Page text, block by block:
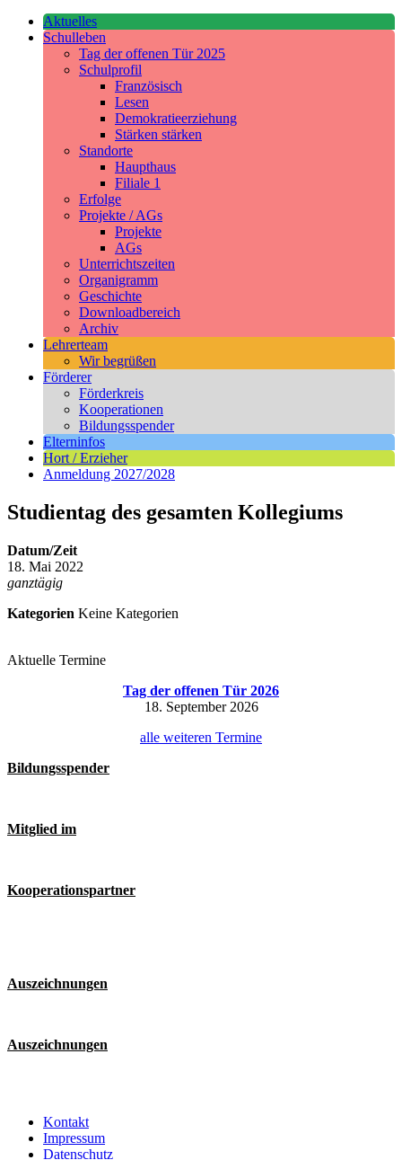
Aktuelles
Schulleben
Tag der offenen Tür 2025
Schulprofil
Französisch
Lesen
Demokratieerziehung
Stärken stärken
Standorte
Haupthaus
Filiale 1
Erfolge
Projekte / AGs
Projekte
AGs
Unterrichtszeiten
Organigramm
Geschichte
Downloadbereich
Archiv
Lehrerteam
Wir begrüßen
Förderer
Förderkreis
Kooperationen
Bildungsspender
Elterninfos
Hort / Erzieher
Anmeldung 2027/2028
Studientag des gesamten Kollegiums
Datum/Zeit
18. Mai 2022
ganztägig
Kategorien Keine Kategorien
Aktuelle Termine
Tag der offenen Tür 2026
18. September 2026
alle weiteren Termine
Bildungsspender
Mitglied im
Kooperationspartner
Auszeichnungen
Auszeichnungen
Kontakt
Impressum
Datenschutz